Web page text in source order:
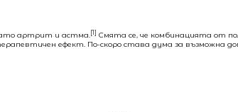
артрит и астма.[1] Смята се, че комбинацията от
ефект. По-скоро става дума за възможна